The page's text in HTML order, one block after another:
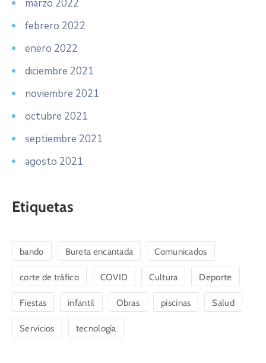
marzo 2022
febrero 2022
enero 2022
diciembre 2021
noviembre 2021
octubre 2021
septiembre 2021
agosto 2021
Etiquetas
bando Bureta encantada Comunicados
corte de tráfico COVID Cultura Deporte
Fiestas infantil Obras piscinas Salud
Servicios tecnología